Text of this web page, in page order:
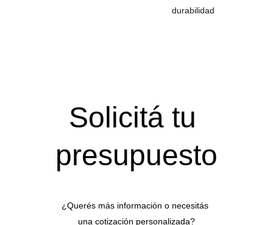
durabilidad
Solicitá tu
presupuesto
¿Querés más información o necesitás
una cotización personalizada?